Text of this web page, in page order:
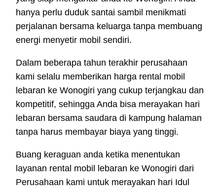
hanya perlu duduk santai sambil menikmati
perjalanan bersama keluarga tanpa membuang
energi menyetir mobil sendiri.
Dalam beberapa tahun terakhir perusahaan
kami selalu memberikan harga rental mobil
lebaran ke Wonogiri yang cukup terjangkau dan
kompetitif, sehingga Anda bisa merayakan hari
lebaran bersama saudara di kampung halaman
tanpa harus membayar biaya yang tinggi.
Buang keraguan anda ketika menentukan
layanan rental mobil lebaran ke Wonogiri dari
Perusahaan kami untuk merayakan hari Idul